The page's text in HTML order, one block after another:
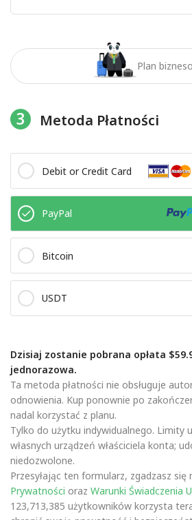
Plan
3 Metoda Płatności
Debit or Credit Card
PayPal
Bitcoin
USDT
Dzisiaj zostanie pobrana opłata
jednorazowa.
Ta metoda płatności nie obsługuje
odnowienia. Kup ponownie po
nadal korzystać z planu.
Tylko do użytku indywidualnego. Limity
własnych urządzeń właściciela konta;
niedozwolone.
Przesyłając ten formularz, zgadzasz się
Prywatności oraz Warunki Świadczenia
123,713,385 użytkowników korzysta